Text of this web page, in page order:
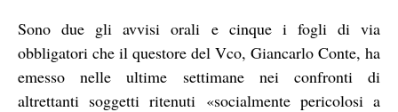
Sono due gli avvisi orali e cinque i fogli di via
obbligatori che il questore del Vco, Giancarlo Conte, ha
emesso nelle ultime settimane nei confronti di
altrettanti soggetti ritenuti «socialmente pericolosi a